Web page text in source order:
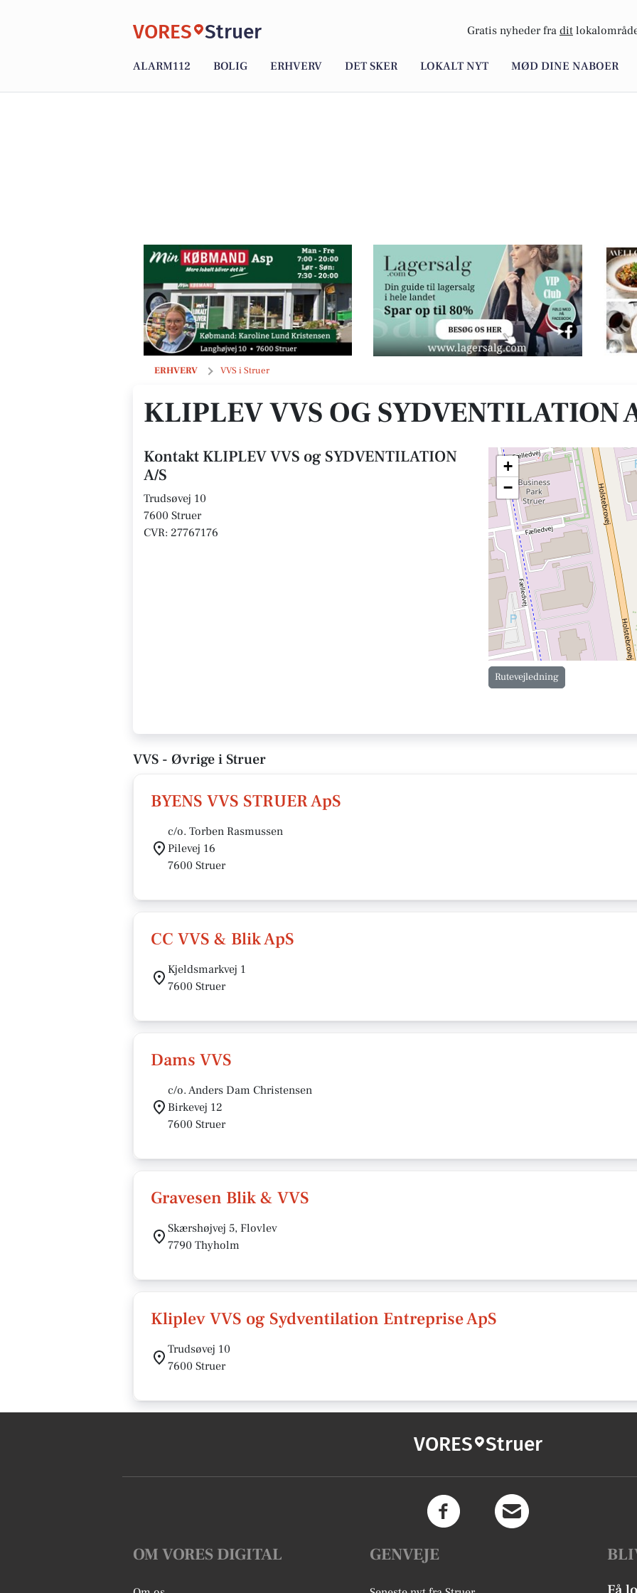
VORES Struer Gratis nyheder fra dit
ALARM112 BOLIG ERHVERV DET SKER LOKALT NYT MØD DINE NABOER
ERHVERV VVS i Struer
KLIPLEV VVS og SYDVENTILATION A/S
KLIPLEV VVS OG SYDVENTILATION
Kontakt KLIPLEV VVS og SYDVENTILATION
A/S
Trudsøvej 10
7600 Struer
CVR: 27767176
+
−
Rutevejledning
VVS - Øvrige i Struer
BYENS VVS STRUER ApS
c/o. Torben Rasmussen
Pilevej 16
7600 Struer
CC VVS & Blik ApS
Kjeldsmarkvej 1
7600 Struer
Dams VVS
c/o. Anders Dam Christensen
Birkevej 12
7600 Struer
Gravesen Blik & VVS
Skærshøjvej 5, Flovlev
7790 Thyholm
Kliplev VVS og Sydventilation Entreprise ApS
Trudsøvej 10
7600 Struer
VORES Struer
OM VORES DIGITAL GENVEJE